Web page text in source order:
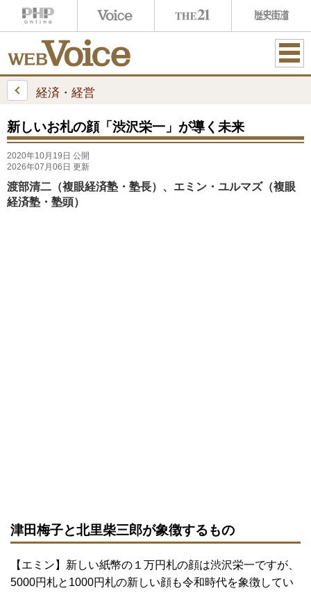
ME
経済・経営
新しいお札の顔「渋沢栄一」が導く未来
2020年10月19日 公開
2026年07月06日 更新
渡部清二（複眼経済塾・塾長）、エミン・ユルマズ（複眼
経済塾・塾頭）
津田梅子と北里柴三郎が象徴するもの
【エミン】新しい紙幣の１万円札の顔は渋沢栄一ですが、
5000円札と1000円札の新しい顔も令和時代を象徴してい